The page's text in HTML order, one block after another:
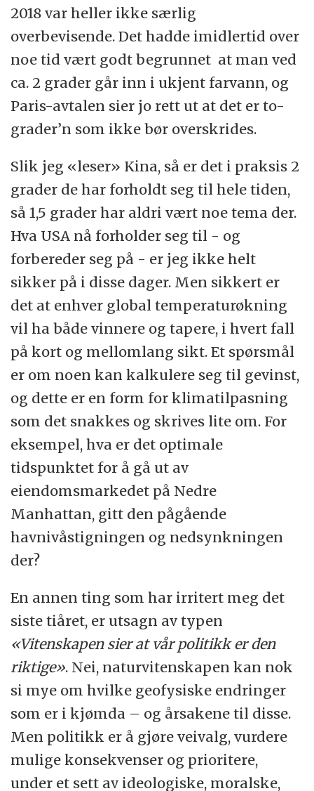
2018 var heller ikke særlig
overbevisende. Det hadde imidlertid over
noe tid vært godt begrunnet at man ved
ca. 2 grader går inn i ukjent farvann, og
Paris-avtalen sier jo rett ut at det er to-
grader’n som ikke bør overskrides.
Slik jeg «leser» Kina, så er det i praksis 2
grader de har forholdt seg til hele tiden,
så 1,5 grader har aldri vært noe tema der.
Hva USA nå forholder seg til - og
forbereder seg på - er jeg ikke helt
sikker på i disse dager. Men sikkert er
det at enhver global temperaturøkning
vil ha både vinnere og tapere, i hvert fall
på kort og mellomlang sikt. Et spørsmål
er om noen kan kalkulere seg til gevinst,
og dette er en form for klimatilpasning
som det snakkes og skrives lite om. For
eksempel, hva er det optimale
tidspunktet for å gå ut av
eiendomsmarkedet på Nedre
Manhattan, gitt den pågående
havnivåstigningen og nedsynkningen
der?
En annen ting som har irritert meg det
siste tiåret, er utsagn av typen
«Vitenskapen sier at vår politikk er den
riktige». Nei, naturvitenskapen kan nok
si mye om hvilke geofysiske endringer
som er i kjømda – og årsakene til disse.
Men politikk er å gjøre veivalg, vurdere
mulige konsekvenser og prioritere,
under et sett av ideologiske, moralske,